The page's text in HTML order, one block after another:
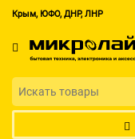
Крым, ЮФО, ДНР, ЛНР